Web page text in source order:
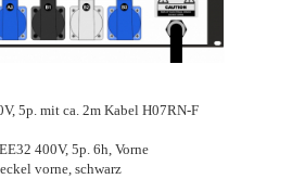
5p. mit ca. 2m Kabel H07RN-F
400V, 5p. 6h, Vorne
vorne, schwarz